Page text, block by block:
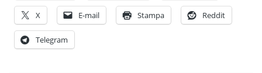
X E-mail Stampa Reddit
Telegram